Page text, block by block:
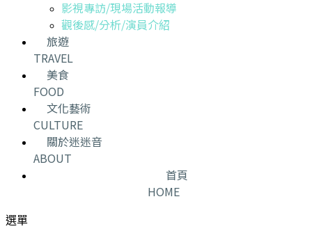
影視專訪/現場活動報導
觀後感/分析/演員介紹
旅遊
TRAVEL
美食
FOOD
文化藝術
CULTURE
關於迷迷音
ABOUT
首頁
HOME
選單